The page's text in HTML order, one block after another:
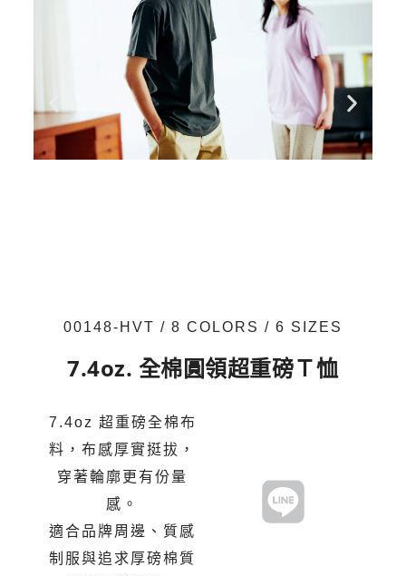
00148-HVT / 8 COLORS / 6 SIZES
7.4oz. 全棉圓領超重磅Ｔ恤
7.4oz 超重磅全棉布
料，布感厚實挺拔，
穿著輪廓更有份量
感。
適合品牌周邊、質感
制服與追求厚磅棉質